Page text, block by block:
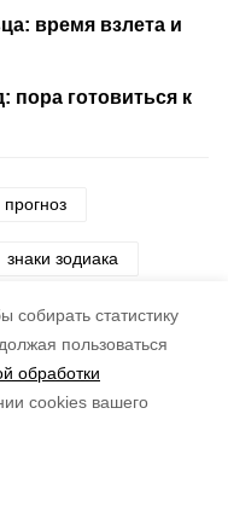
собирать статистику
пользоваться
обработки
cookies вашего
время взлета и
пора готовиться к
прогноз
знаки зодиака